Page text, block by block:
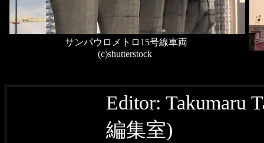
サンパウロメトロ15号線車両
(c)shutterstock
Editor: Takumaru
編集室)